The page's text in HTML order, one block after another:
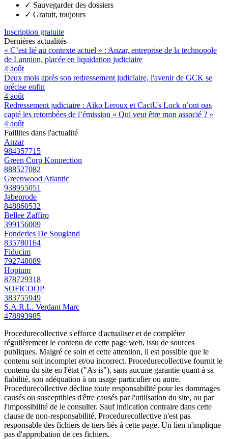
✓ Sauvegarder des dossiers
✓ Gratuit, toujours
Inscription gratuite
Dernières actualités
« C’est lié au contexte actuel » : Anzar, entreprise de la technopole
de Lannion, placée en liquidation judiciaire
4 août
Deux mois après son redressement judiciaire, l'avenir de GCK se
précise enfin
4 août
Redressement judiciaire : Aiko Leroux et CactUs Lock n’ont pas
capté les retombées de l’émission « Qui veut être mon associé ? »
4 août
Faillites dans l'actualité
Anzar
984357715
Green Corp Konnection
888527082
Greenwood Atlantic
938955051
Jabeprode
848860532
Bellee Zaffiro
399156009
Fonderies De Sougland
835780164
Fiducim
792748089
Hopium
878729318
SOFICOOP
383755949
S.A.R.L. Verdant Marc
478893985
Procedurecollective s'efforce d'actualiser et de compléter
régulièrement le contenu de cette page web, issu de sources
publiques. Malgré ce soin et cette attention, il est possible que le
contenu soit incomplet et/ou incorrect. Procedurecollective fournit le
contenu du site en l'état ("As is"), sans aucune garantie quant à sa
fiabilité, son adéquation à un usage particulier ou autre.
Procedurecollective décline toute responsabilité pour les dommages
causés ou susceptibles d'être causés par l'utilisation du site, ou par
l'impossibilité de le consulter. Sauf indication contraire dans cette
clause de non-responsabilité, Procedurecollective n'est pas
responsable des fichiers de tiers liés à cette page. Un lien n'implique
pas d'approbation de ces fichiers.